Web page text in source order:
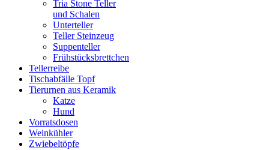
Tria Stone Teller
und Schalen
Unterteller
Teller Steinzeug
Suppenteller
Frühstücksbrettchen
Tellerreibe
Tischabfälle Topf
Tierurnen aus Keramik
Katze
Hund
Vorratsdosen
Weinkühler
Zwiebeltöpfe